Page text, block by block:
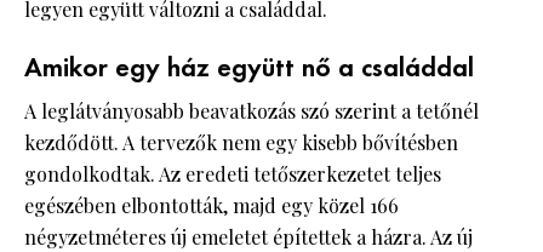
legyen együtt változni a családdal.
Amikor egy ház együtt nő a családdal
A leglátványosabb beavatkozás szó szerint a tetőnél
kezdődött. A tervezők nem egy kisebb bővítésben
gondolkodtak. Az eredeti tetőszerkezetet teljes
egészében elbontották, majd egy közel 166
négyzetméteres új emeletet építettek a házra. Az új